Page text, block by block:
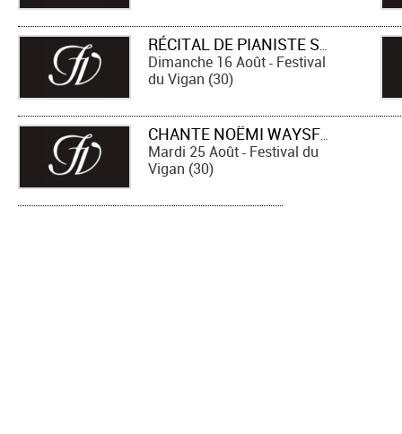
Dimanche 16 Août - Festival
du Vigan (30)
Mardi 25 Août - Festival du
Vigan (30)